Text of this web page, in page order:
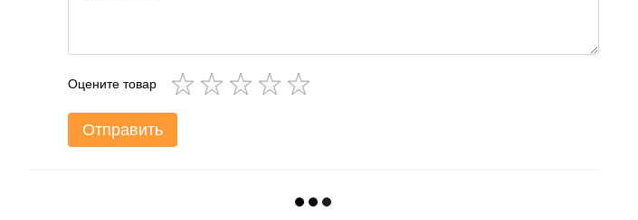
Оцените товар
Отправить